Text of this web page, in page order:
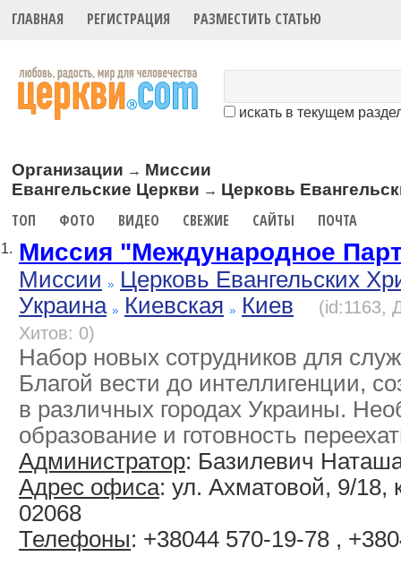
ГЛАВНАЯ РЕГИСТРАЦИЯ РАЗМЕСТИТЬ СТАТЬЮ
искать в текущем
Организации → Миссии
Евангельские Церкви → Церковь
ТОП ФОТО ВИДЕО СВЕЖИЕ САЙТЫ ПОЧТА
1. Миссия "Международное
Миссии
Церковь Евангельских
Украина
Киевская Киев
(id:1163,
Хитов: 0)
Набор новых сотрудников для
Благой вести до интеллигенции,
в различных городах Украины.
образование и готовность
Администратор: Базилевич
Адрес офиса: ул. Ахматовой, 9/18,
02068
Телефоны: +38044 570-19-78 ,